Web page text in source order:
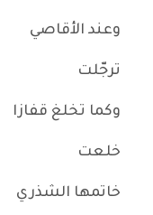
وعند الأقاصي
ترجّلت
وكما تخلغ قفازا
خلعت
خاتمها الشذري